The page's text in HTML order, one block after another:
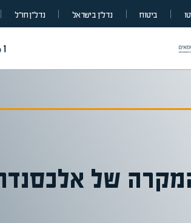
ביטוח נדל”ן בישראל נדל״ן חו״ל
של